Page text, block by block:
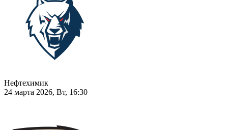
Нефтехимик
24 марта 2026, Вт, 16:30